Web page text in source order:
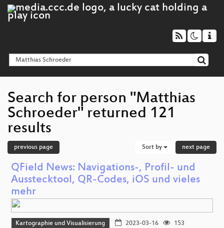
Search for person "Matthias
Schroeder" returned 121
results
previous page Sort by next page
QField News: Navigations-, Profil- und
Ausstecktool, QR-Codes, iOS und vieles
mehr
Kartographie und Visualisierung 2023-03-16
153